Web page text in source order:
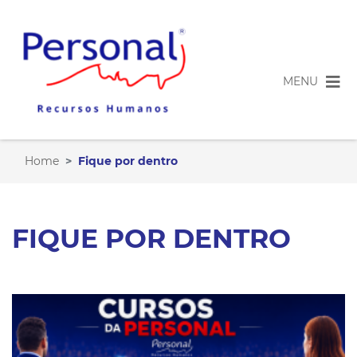
CADASTRO
COACHING
CONSULTORIA
MENU
Home Fique por dentro
FIQUE POR DENTRO